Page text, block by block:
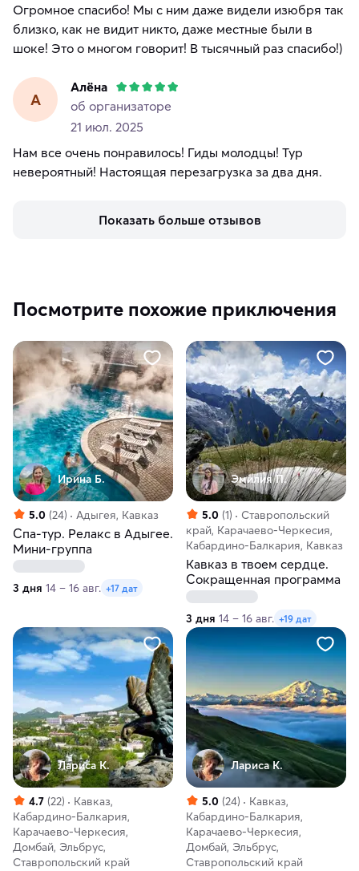
Огромное спасибо! Мы с ним даже видели изюбря так
близко, как не видит никто, даже местные были в
шоке! Это о многом говорит! В тысячный раз спасибо!)
А
Алёна
об организаторе
21 июл. 2025
Нам все очень понравилось! Гиды молодцы! Тур
невероятный! Настоящая перезагрузка за два дня.
Показать больше отзывов
Посмотрите похожие приключения
Ирина Б.
5.0 (24) Адыгея, Кавказ
Спа-тур. Релакс в Адыгее.
Мини-группа
3 дня 14 – 16 авг. +17 дат
Эмилия П.
5.0 (1)
Ставропольский
край, Карачаево-Черкесия,
Кабардино-Балкария, Кавказ
Кавказ в твоем сердце.
Сокращенная программа
3 дня 14 – 16 авг. +19 дат
Лариса К.
4.7 (22)
Кавказ,
Кабардино-Балкария,
Карачаево-Черкесия,
Домбай, Эльбрус,
Ставропольский край
Лариса К.
5.0 (24)
Кавказ,
Кабардино-Балкария,
Карачаево-Черкесия,
Домбай, Эльбрус,
Ставропольский край